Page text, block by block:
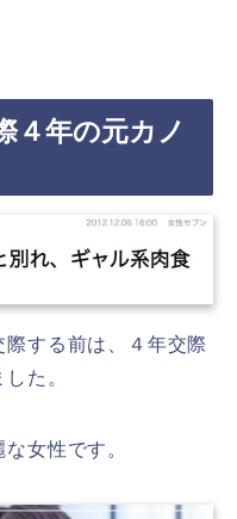
４年の元カノ
する前は、４年交際
た。
女性です。